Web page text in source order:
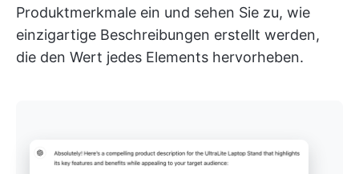
Produktmerkmale ein und sehen Sie zu, wie
einzigartige Beschreibungen erstellt werden,
die den Wert jedes Elements hervorheben.